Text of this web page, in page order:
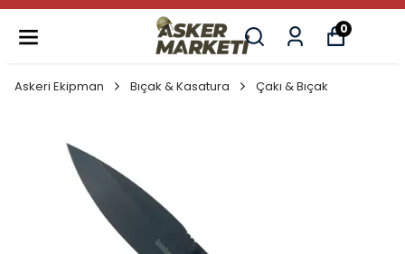
0
Askeri Ekipman Bıçak & Kasatura Çakı & Bıçak